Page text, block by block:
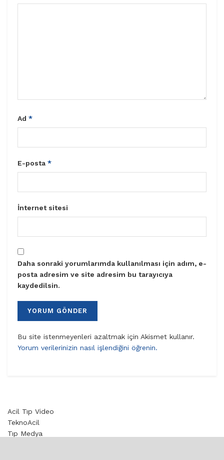
Ad *
E-posta *
İnternet sitesi
Daha sonraki yorumlarımda kullanılması için adım, e-
posta adresim ve site adresim bu tarayıcıya
kaydedilsin.
Bu site istenmeyenleri azaltmak için Akismet kullanır.
Yorum verilerinizin nasıl işlendiğini öğrenin.
Acil Tıp Video
TeknoAcil
Tıp Medya